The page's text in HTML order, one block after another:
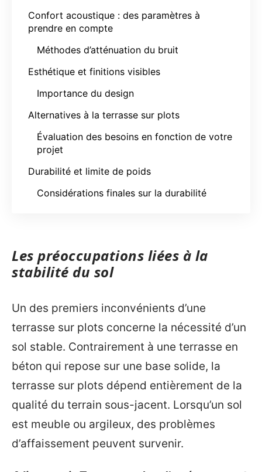
Confort acoustique : des paramètres à
prendre en compte
Méthodes d’atténuation du bruit
Esthétique et finitions visibles
Importance du design
Alternatives à la terrasse sur plots
Évaluation des besoins en fonction de votre
projet
Durabilité et limite de poids
Considérations finales sur la durabilité
Les préoccupations liées à la
stabilité du sol
Un des premiers inconvénients d’une
terrasse sur plots concerne la nécessité d’un
sol stable. Contrairement à une terrasse en
béton qui repose sur une base solide, la
terrasse sur plots dépend entièrement de la
qualité du terrain sous-jacent. Lorsqu’un sol
est meuble ou argileux, des problèmes
d’affaissement peuvent survenir.